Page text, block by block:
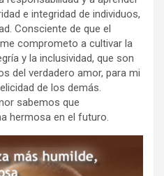
e integridad de individuos,
Consciente de que el
comprometo a cultivar la
y la inclusividad, que son
del verdadero amor, para mi
de los demás.
sabemos que
hermosa en el futuro.